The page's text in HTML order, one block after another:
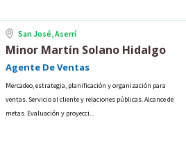
San José, Aserrí
Minor Martín Solano Hidalgo
Agente De Ventas
Mercadeo, estrategia, planificación y organización para
ventas. Servicio al cliente y relaciones públicas. Alcance de
metas. Evaluación y proyecci...